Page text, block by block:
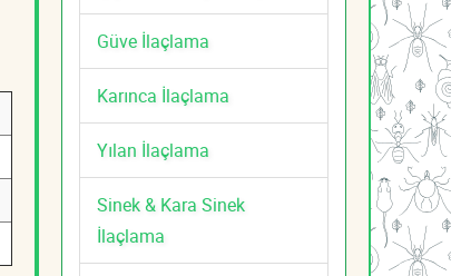
Güve İlaçlama
Karınca İlaçlama
Yılan İlaçlama
Sinek & Kara Sinek
İlaçlama